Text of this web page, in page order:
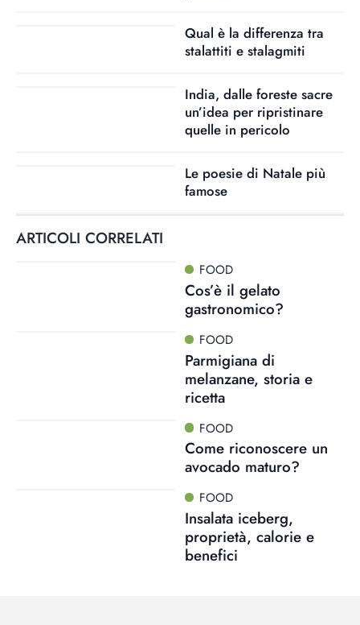
Qual è la differenza tra
stalattiti e stalagmiti
India, dalle foreste sacre
un’idea per ripristinare
quelle in pericolo
Le poesie di Natale più
famose
ARTICOLI CORRELATI
FOOD
Cos’è il gelato
gastronomico?
FOOD
Parmigiana di
melanzane, storia e
ricetta
FOOD
Come riconoscere un
avocado maturo?
FOOD
Insalata iceberg,
proprietà, calorie e
benefici